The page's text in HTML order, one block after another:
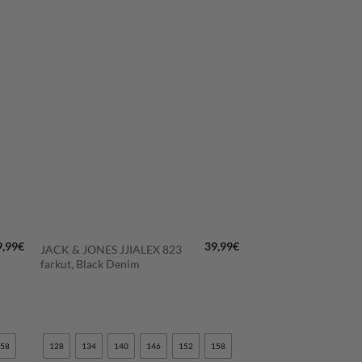
€
JACK & JONES JJIALEX 823
farkut, Black Denim
39,99€
128 134 140 146 152 158